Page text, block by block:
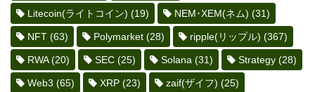
Litecoin(ライトコイン) (19) NEM･XEM(ネム) (31)
NFT (63) Polymarket (28) ripple(リップル) (367)
RWA(20) SEC (25) Solana (31) Strategy (28)
Web3 (65) XRP (23) zaif(ザイフ) (25)